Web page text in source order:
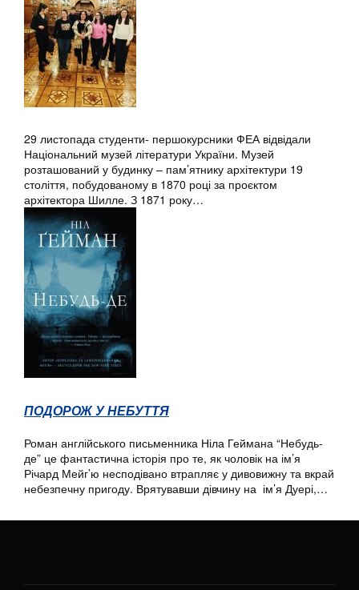
29 листопада студенти- першокурсники ФЕА відвідали
Національний музей літератури України. Музей
розташований у будинку – пам’ятнику архітектури 19
століття, побудованому в 1870 році за проєктом
архітектора Шилле. З 1871 року…
ПОДОРОЖ У НЕБУТТЯ
Роман англійського письменника Ніла Геймана “Небудь-
де” це фантастична історія про те, як чоловік на ім’я
Річард Мейг’ю несподівано втрапляє у дивовижну та вкрай
небезпечну пригоду. Врятувавши дівчину на ім’я Дуері,…